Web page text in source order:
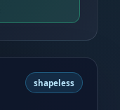
shapeless